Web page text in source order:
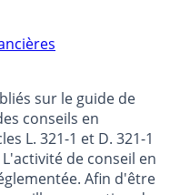
de Protection des
sur le guide de
conseils en
L. 321-1 et D. 321-1
de conseil en